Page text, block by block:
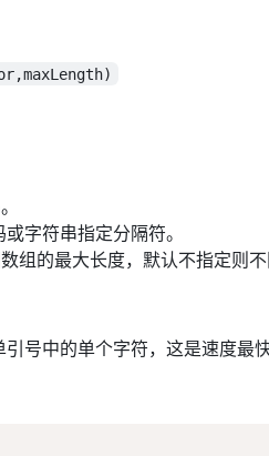
字符串指定分隔符。
组的最大长度，默认不指定则
号中的单个字符，这是速度最